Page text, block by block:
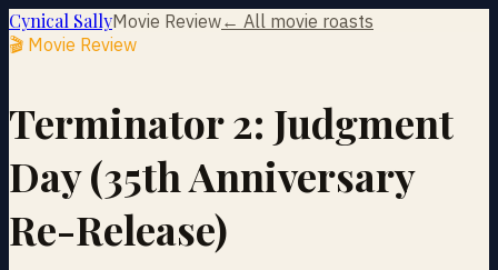
Cynical SallyMovie Review← All movie roasts
🎬 Movie Review
Terminator 2: Judgment
Day (35th Anniversary
Re-Release)